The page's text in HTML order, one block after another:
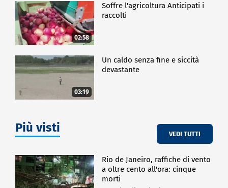
02:58
Soffre l'agricoltura Anticipati i
raccolti
03:19
Un caldo senza fine e siccità
devastante
Più visti VEDI TUTTI
Rio de Janeiro, raffiche di vento
a oltre cento all'ora: cinque
morti